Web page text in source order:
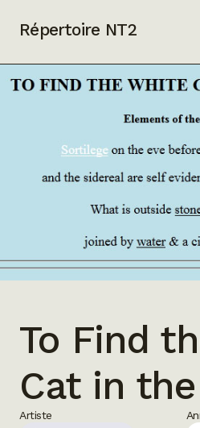
Répertoire NT2
To Find
Cat in
Artiste